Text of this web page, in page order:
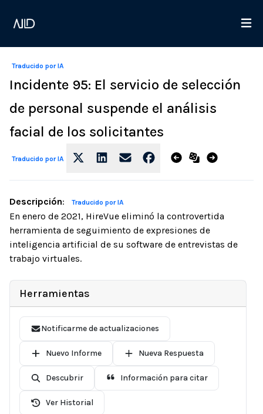
Traducido por IA
Incidente 95: El servicio de selección
de personal suspende el análisis
facial de los solicitantes
Traducido por IA
Descripción: Traducido por IA
En enero de 2021, HireVue eliminó la controvertida
herramienta de seguimiento de expresiones de
inteligencia artificial de su software de entrevistas de
trabajo virtuales.
Herramientas
Notificarme de actualizaciones
Nuevo Informe Nueva Respuesta
Descubrir Información para citar
Ver Historial